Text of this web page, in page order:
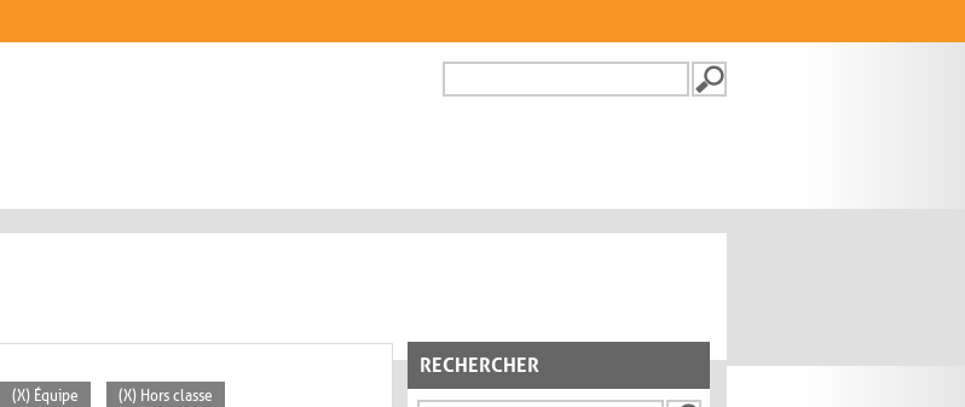
FORMULAIRE DE
RECHERCHER
(X) Équipe (X) Hors classe